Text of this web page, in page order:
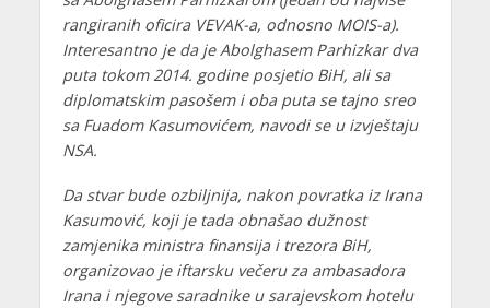
rangiranih oficira VEVAK-a, odnosno MOIS-a).
Interesantno je da je Abolghasem Parhizkar dva
puta tokom 2014. godine posjetio BiH, ali sa
diplomatskim pasošem i oba puta se tajno sreo
sa Fuadom Kasumovićem, navodi se u izvještaju
NSA.
Da stvar bude ozbiljnija, nakon povratka iz Irana
Kasumović, koji je tada obnašao dužnost
zamjenika ministra finansija i trezora BiH,
organizovao je iftarsku večeru za ambasadora
Irana i njegove saradnike u sarajevskom hotelu